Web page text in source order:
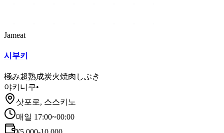
Jameat
시부키
極み超熟成炭火焼肉しぶき
야키니쿠•
삿포로, 스스키노
매일 17:00~00:00